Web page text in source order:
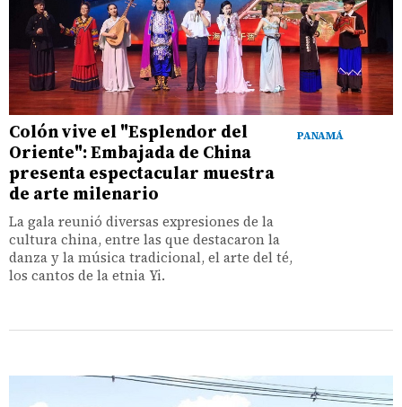
PANAMÁ
Colón vive el "Esplendor del
Oriente": Embajada de China
presenta espectacular muestra
de arte milenario
La gala reunió diversas expresiones de la
cultura china, entre las que destacaron la
danza y la música tradicional, el arte del té,
los cantos de la etnia Yi.